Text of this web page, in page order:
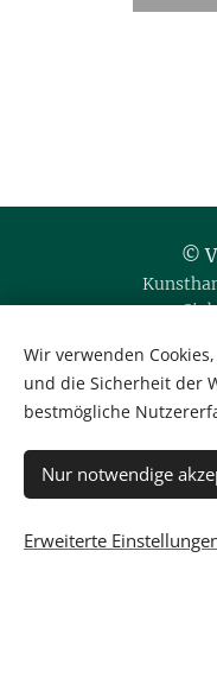
©
Tel. &
Mobil:
IBAN:
Wir verwenden
und die Sicherheit der
bestmögliche
Nur notwendige
Erweiterte